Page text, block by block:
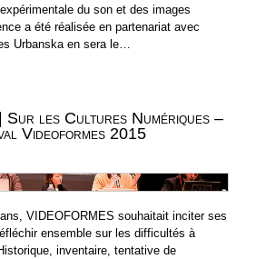
du son et des images
a été réalisée en partenariat avec
Urbanska en sera le…
les Cultures Numériques –
Videoformes 2015
VIDEOFORMES souhaitait inciter ses
ensemble sur les difficultés à
inventaire, tentative de